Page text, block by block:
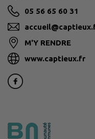
05 56 65 60 31
M'Y RENDRE
www.captieux.fr